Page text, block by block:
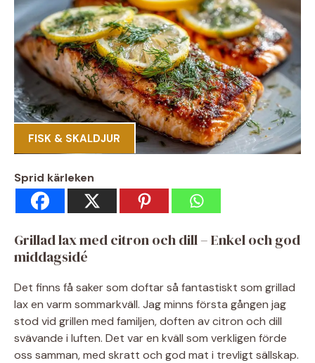
FISK & SKALDJUR
Sprid kärleken
Grillad lax med citron och dill – Enkel och god
middagsidé
Det finns få saker som doftar så fantastiskt som grillad
lax en varm sommarkväll. Jag minns första gången jag
stod vid grillen med familjen, doften av citron och dill
svävande i luften. Det var en kväll som verkligen förde
oss samman, med skratt och god mat i trevligt sällskap.